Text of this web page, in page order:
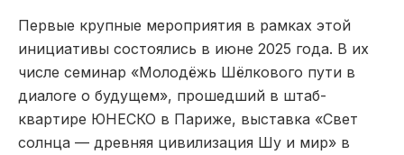
Первые крупные мероприятия в рамках этой
инициативы состоялись в июне 2025 года. В их
числе семинар «Молодёжь Шёлкового пути в
диалоге о будущем», прошедший в штаб-
квартире ЮНЕСКО в Париже, выставка «Свет
солнца — древняя цивилизация Шу и мир» в